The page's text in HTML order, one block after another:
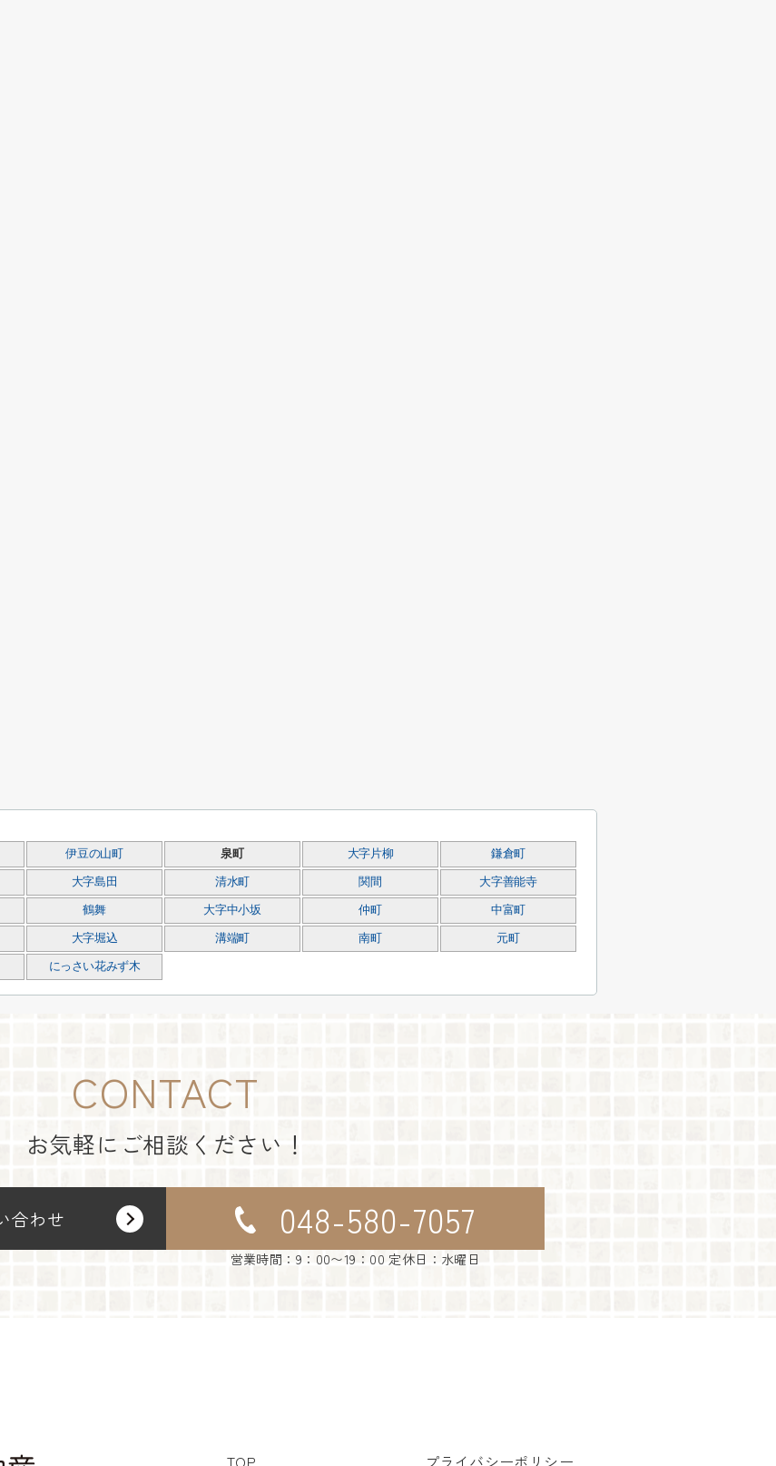
伊豆の山町 泉町 大字片柳 鎌倉町
大字島田 清水町 関間 大字善能寺
鶴舞 大字中小坂 仲町 中富町
大字堀込 溝端町 南町 元町
にっさい花みず木
CONTACT
お気軽にご相談ください！
合わせ 048-580-7057
営業時間：9：00〜19：00 定休日：水曜日
TOP プライバシーポリシー